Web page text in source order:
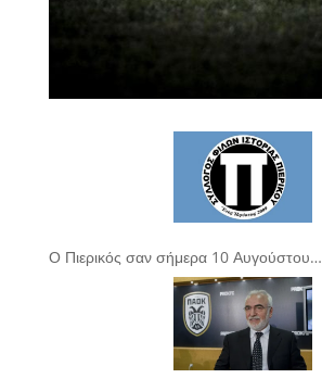
Ο Πιερικός σαν σήμερα 10 Αυγούστου…